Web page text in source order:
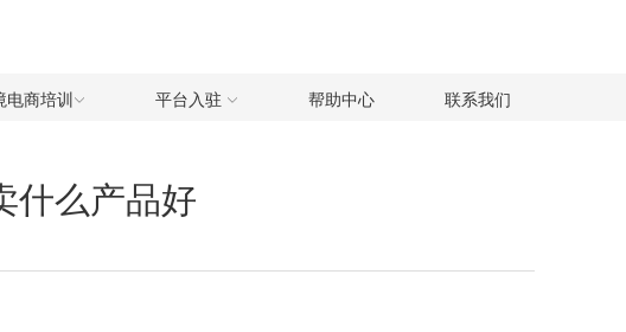
电商培训 平台入驻 帮助中心 联系我们
什么产品好